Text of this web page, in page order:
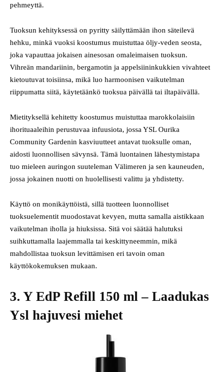
pehmeyttä.
Tuoksun kehityksessä on pyritty säilyttämään ihon säteilevä
hehku, minkä vuoksi koostumus muistuttaa öljy-veden seosta,
joka vapauttaa jokaisen ainesosan omaleimaisen tuoksun.
Vihreän mandariinin, bergamotin ja appelsiininkukkien vivahteet
kietoutuvat toisiinsa, mikä luo harmoonisen vaikutelman
riippumatta siitä, käytetäänkö tuoksua päivällä tai iltapäivällä.
Mietityksellä kehitetty koostumus muistuttaa marokkolaisiin
ihorituaaleihin perustuvaa infuusiota, jossa YSL Ourika
Community Gardenin kasviuutteet antavat tuoksulle oman,
aidosti luonnollisen sävynsä. Tämä luontainen lähestymistapa
tuo mieleen auringon suuteleman Välimeren ja sen kauneuden,
jossa jokainen nuotti on huolellisesti valittu ja yhdistetty.
Käyttö on monikäyttöistä, sillä tuotteen luonnolliset
tuoksuelementit muodostavat kevyen, mutta samalla aistikkaan
vaikutelman iholla ja hiuksissa. Sitä voi säätää halutuksi
suihkuttamalla laajemmalla tai keskittyneemmin, mikä
mahdollistaa tuoksun levittämisen eri tavoin oman
käyttökokemuksen mukaan.
3. Y EdP Refill 150 ml – Laadukas
Ysl hajuvesi miehet